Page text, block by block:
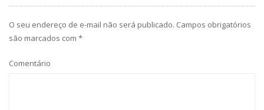
O seu endereço de e-mail não será publicado. Campos obrigatórios
são marcados com *
Comentário